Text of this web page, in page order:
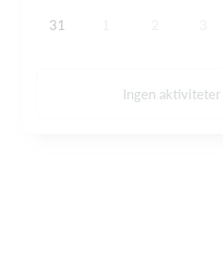
31
Ingen aktiviteter